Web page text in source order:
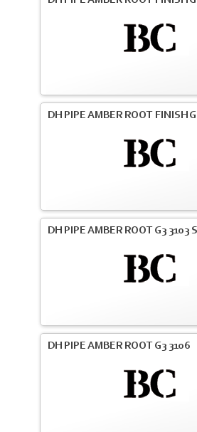
DH PIPE AMBER ROOT FINISH
DH PIPE AMBER ROOT G3 3103 S
DH PIPE AMBER ROOT G3 3106